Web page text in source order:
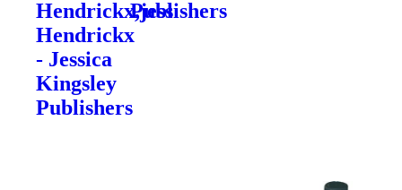
Hendrickx,jess
Hendrickx
- Jessica
Kingsley
Publishers
Publishers